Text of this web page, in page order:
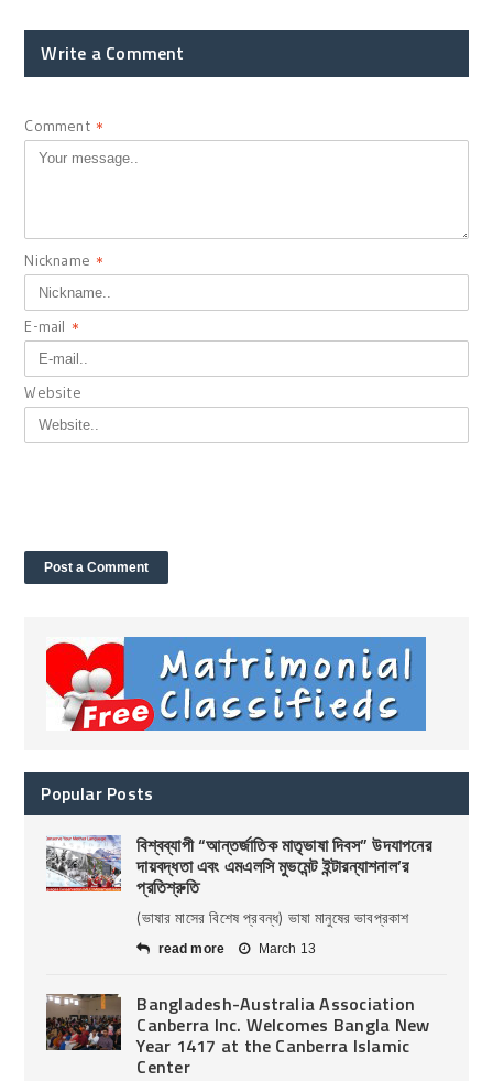
Write a Comment
Comment *
Nickname *
E-mail *
Website
Popular Posts
বিশ্বব্যাপী “আন্তর্জাতিক মাতৃভাষা দিবস” উদযাপনের
দায়বদ্ধতা এবং এমএলসি মুভমেন্ট ইন্টারন্যাশনাল’র
প্রতিশ্রুতি
(ভাষার মাসের বিশেষ প্রবন্ধ) ভাষা মানুষের ভাবপ্রকাশ
read more March 13
Bangladesh-Australia Association
Canberra Inc. Welcomes Bangla New
Year 1417 at the Canberra Islamic
Center